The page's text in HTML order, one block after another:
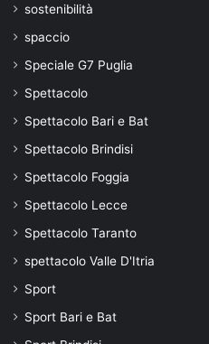
sostenibilità
spaccio
Speciale G7 Puglia
Spettacolo
Spettacolo Bari e Bat
Spettacolo Brindisi
Spettacolo Foggia
Spettacolo Lecce
Spettacolo Taranto
spettacolo Valle D'Itria
Sport
Sport Bari e Bat